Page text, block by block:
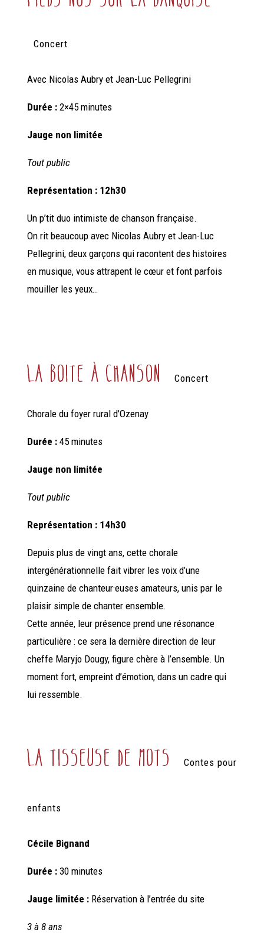
Concert
Avec Nicolas Aubry et Jean-Luc Pellegrini
Durée :2×45 minutes
Jauge non limitée
Tout public
Représentation : 12h30
Un p’tit duo intimiste de chanson française.
On rit beaucoup avec Nicolas Aubry et Jean-Luc
Pellegrini, deux garçons qui racontent des histoires
en musique, vous attrapent le cœur et font parfois
mouiller les yeux…
la boite à chanson Concert
Chorale du foyer rural d’Ozenay
Durée :45 minutes
Jauge non limitée
Tout public
Représentation : 14h30
Depuis plus de vingt ans, cette chorale
intergénérationnelle fait vibrer les voix d’une
quinzaine de chanteur·euses amateurs, unis par le
plaisir simple de chanter ensemble.
Cette année, leur présence prend une résonance
particulière : ce sera la dernière direction de leur
cheffe Maryjo Dougy, figure chère à l’ensemble. Un
moment fort, empreint d’émotion, dans un cadre qui
lui ressemble.
la tisseuse de mots Contes pour
enfants
Cécile Bignand
Durée :30 minutes
Jauge limitée : Réservation à l’entrée du site
3 à 8 ans